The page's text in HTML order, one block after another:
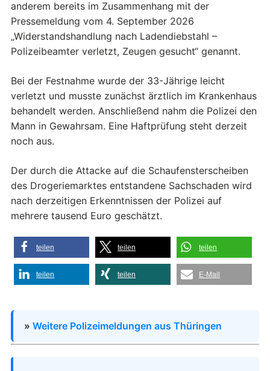
anderem bereits im Zusammenhang mit der
Pressemeldung vom 4. September 2026
„Widerstandshandlung nach Ladendiebstahl –
Polizeibeamter verletzt, Zeugen gesucht“ genannt.
Bei der Festnahme wurde der 33-Jährige leicht
verletzt und musste zunächst ärztlich im Krankenhaus
behandelt werden. Anschließend nahm die Polizei den
Mann in Gewahrsam. Eine Haftprüfung steht derzeit
noch aus.
Der durch die Attacke auf die Schaufensterscheiben
des Drogeriemarktes entstandene Sachschaden wird
nach derzeitigen Erkenntnissen der Polizei auf
mehrere tausend Euro geschätzt.
teilen teilen teilen
teilen teilen E-Mail
» Weitere Polizeimeldungen aus Thüringen